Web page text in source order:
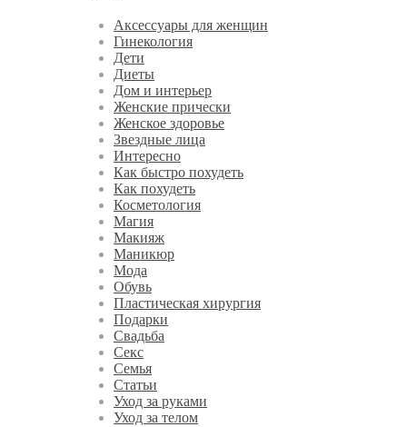
Аксессуары для женщин
Гинекология
Дети
Диеты
Дом и интерьер
Женские прически
Женское здоровье
Звездные лица
Интересно
Как быстро похудеть
Как похудеть
Косметология
Магия
Макияж
Маникюр
Мода
Обувь
Пластическая хирургия
Подарки
Свадьба
Секс
Семья
Статьи
Уход за руками
Уход за телом